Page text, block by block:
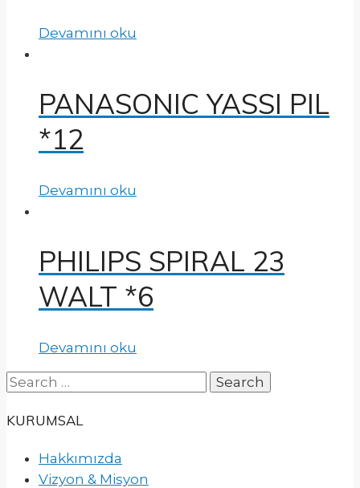
Devamını oku
PANASONIC YASSI PIL
*12
Devamını oku
PHILIPS SPIRAL 23
WALT *6
Devamını oku
Search
KURUMSAL
Hakkımızda
Vizyon & Misyon